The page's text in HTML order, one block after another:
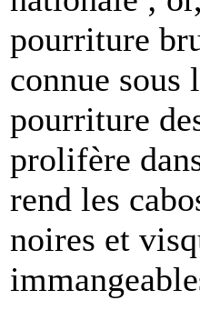
pourriture
connue sous
pourriture
prolifère
rend les
noires et